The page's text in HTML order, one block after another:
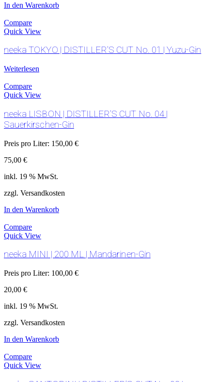
In den Warenkorb
Compare
Quick View
neeka TOKYO | DISTILLER’S CUT No. 01 | Yuzu-Gin
Weiterlesen
Compare
Quick View
neeka LISBON | DISTILLER’S CUT No. 04 |
Sauerkirschen-Gin
Preis pro Liter: 150,00 €
75,00 €
inkl. 19 % MwSt.
zzgl. Versandkosten
In den Warenkorb
Compare
Quick View
neeka MINI | 200 ML | Mandarinen-Gin
Preis pro Liter: 100,00 €
20,00 €
inkl. 19 % MwSt.
zzgl. Versandkosten
In den Warenkorb
Compare
Quick View